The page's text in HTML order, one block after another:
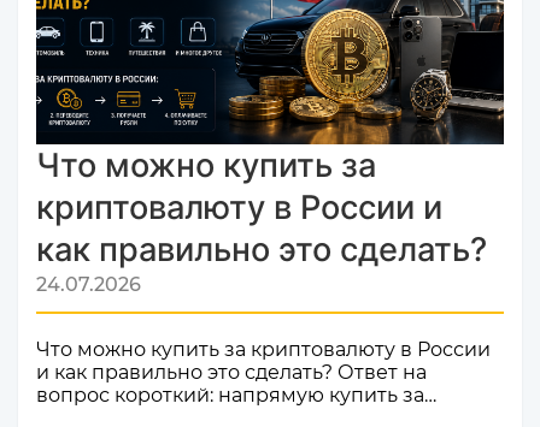
Что можно купить за
криптовалюту в России и
как правильно это сделать?
24.07.2026
Что можно купить за криптовалюту в России
и как правильно это сделать? Ответ на
вопрос короткий: напрямую купить за